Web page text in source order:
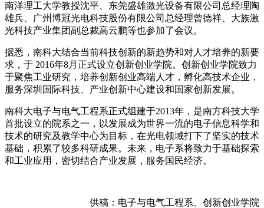
南洋理工大学教授沈平、东莞盛雄激光设备有限公司总经理陶
雄兵、广州博冠光电科技股份有限公司总经理曾德祥、大族激
光科技产业集团副总裁高云鹏等也参加了会议。
据悉，南科大结合当前科技创新的新趋势和对人才培养的新要
求，于 2016年8月正式设立创新创业学院。创新创业学院致力
于聚焦工业研究，培养创新创业高端人才，孵化高技术企业，
服务深圳国际科技、产业创新中心建设和国家创新发展。
南科大电子与电气工程系正式组建于2013年，是南方科技大学
首批设立的院系之一，以发展成为世界一流的电子信息科学和
技术的研究及教学中心为目标，在光电领域打下了坚实的技术
基础，积累了较多科研成果。未来，电子系将致力于基础探索
和工业应用，密切结合产业发展，服务国民经济。
供稿：电子与电气工程系、创新创业学院